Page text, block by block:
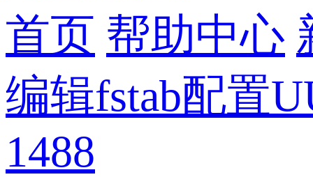
首页 帮助中心
编辑fstab配置
1488